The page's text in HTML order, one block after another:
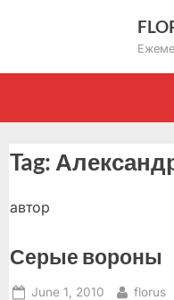
Tag:
автор
Серые вороны
Posted
June 1, 2010 By
florus